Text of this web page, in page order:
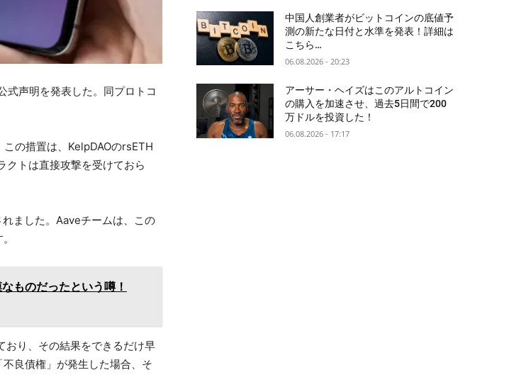
式声明を発表した。同プロトコ
の措置は、KelpDAOのrsETH
クトは直接攻撃を受けておら
ました。Aaveチームは、この
ものだったという噂！
おり、その結果をできるだけ早
良債権」が発生した場合、そ
中国人創業者がビットコインの底値予
測の新たな日付と水準を発表！詳細は
こちら…
06.08.2026 - 20:23
アーサー・ヘイズはこのアルトコイン
の購入を加速させ、過去5日間で200
万ドルを投資した！
06.08.2026 - 17:17